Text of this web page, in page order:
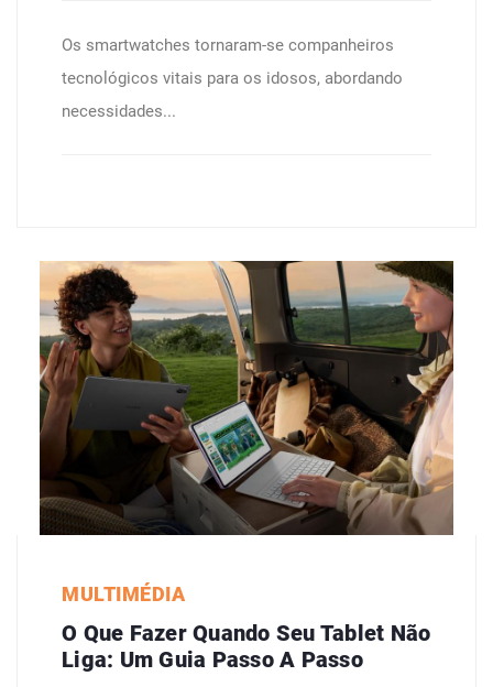
Os smartwatches tornaram-se companheiros
tecnológicos vitais para os idosos, abordando
necessidades...
MULTIMÉDIA
O Que Fazer Quando Seu Tablet Não
Liga: Um Guia Passo A Passo